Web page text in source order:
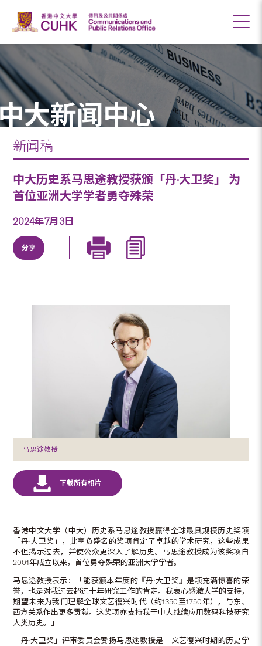
大新闻中心
新闻稿
中大历史系马思途教授获颁「丹·大卫奖」 为
首位亚洲大学学者勇夺殊荣
2024年7月3日
分享
马思途教授
香港中文大学（中大）历史系马思途教授赢得全球最具规模历史奖项
「丹·大卫奖」，此享负盛名的奖项肯定了卓越的学术研究，这些成果
不但揭示过去，并使公众更深入了解历史。马思途教授成为该奖项自
2001年成立以来，首位勇夺殊荣的亚洲大学学者。
马思途教授表示：「能获颁本年度的『丹·大卫奖』是项充满惊喜的荣
誉，也是对我过去超过十年研究工作的肯定。我衷心感激大学的支持，
期望未来为我们理解全球文艺復兴时代（约1350至1750年），与东、
西方关系作出更多贡献。这奖项亦支持我于中大继续应用数码科技研究
人类历史。」
「丹·大卫奖」评审委员会赞扬马思途教授是「文艺復兴时期的历史学